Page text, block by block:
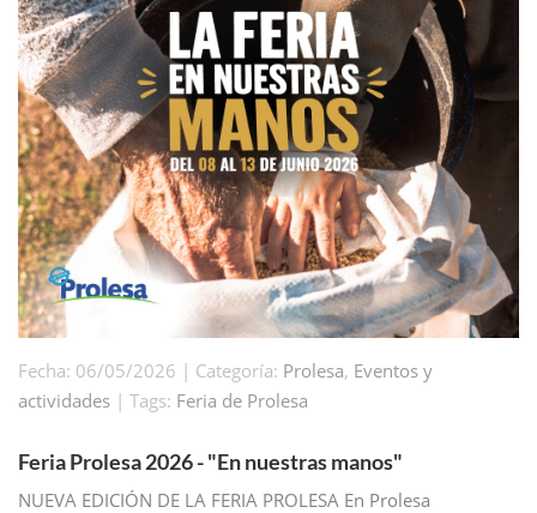
Fecha: 06/05/2026 | Categoría: Prolesa, Eventos y
actividades | Tags: Feria de Prolesa
Feria Prolesa 2026 - "En nuestras manos"
NUEVA EDICIÓN DE LA FERIA PROLESA En Prolesa